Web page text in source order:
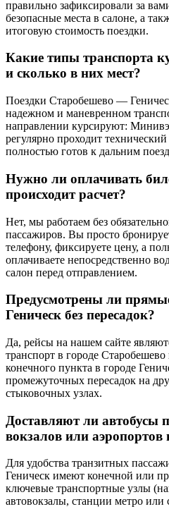
правильно зафиксировали за
безопасные места в салоне, а
итоговую стоимость поездки.
Какие типы транспорта
и сколько в них мест?
Поездки Старобешево —
надежном и маневренном
направлении курсируют:
регулярно проходит
полностью готов к дальним
Нужно ли оплачивать
происходит расчет?
Нет, мы работаем без
пассажиров. Вы просто
телефону, фиксируете цену, а
оплачиваете непосредственно
салон перед отправлением.
Предусмотрены ли
Геническ без пересадок?
Да, рейсы на нашем сайте
транспорт в городе
конечного пункта в городе
промежуточных пересадок на
стыковочных узлах.
Доставляют ли автобусы
вокзалов или аэропортов
Для удобства транзитных
Геническ имеют конечной или
ключевые транспортные узлы
автовокзалы, станции метро